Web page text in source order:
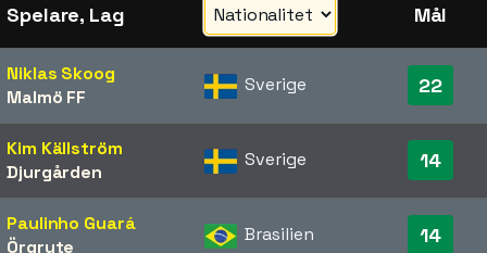
Spelare, Lag Mål
Niklas Skoog
Malmö FF
Sverige 22
Kim Källström
Djurgården
Sverige 14
Paulinho Guará
Örgryte
Brasilien 14